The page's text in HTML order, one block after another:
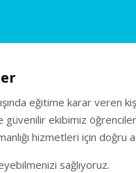
eğitime karar veren
güvenilir ekibimiz
hizmetleri için doğru
sağlıyoruz.